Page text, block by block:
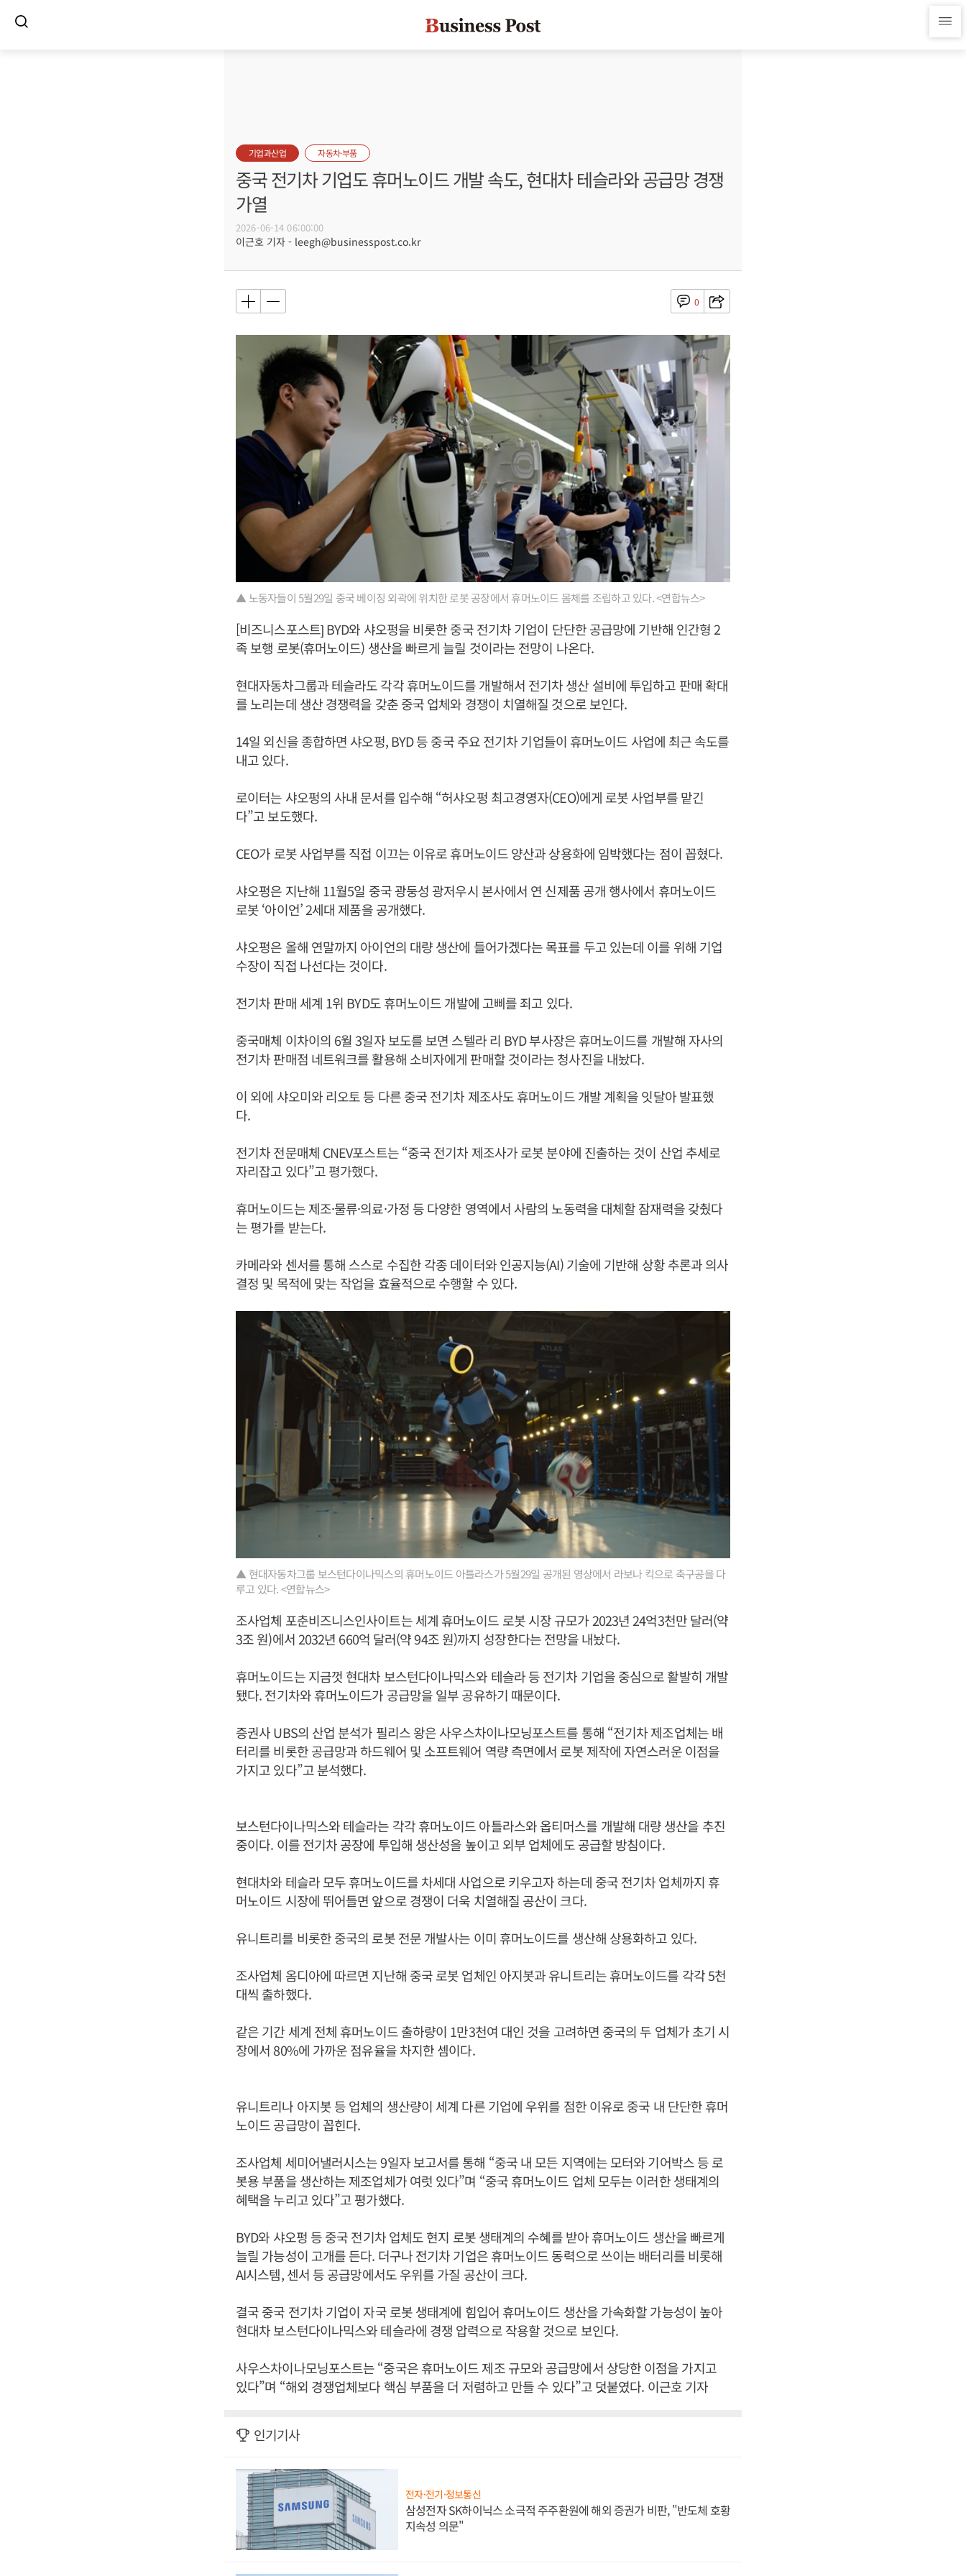
기업과산업 자동차·부품
중국 전기차 기업도 휴머노이드 개발 속도, 현대차 테슬라와 공급망 경쟁
가열
2026-06-14 06:00:00
이근호 기자 - leegh@businesspost.co.kr
0
▲ 노동자들이 5월29일 중국 베이징 외곽에 위치한 로봇 공장에서 휴머노이드 몸체를 조립하고 있다. <연합뉴스>
[비즈니스포스트] BYD와 샤오펑을 비롯한 중국 전기차 기업이 단단한 공급망에 기반해 인간형 2
족 보행 로봇(휴머노이드) 생산을 빠르게 늘릴 것이라는 전망이 나온다.
현대자동차그룹과 테슬라도 각각 휴머노이드를 개발해서 전기차 생산 설비에 투입하고 판매 확대
를 노리는데 생산 경쟁력을 갖춘 중국 업체와 경쟁이 치열해질 것으로 보인다.
14일 외신을 종합하면 샤오펑, BYD 등 중국 주요 전기차 기업들이 휴머노이드 사업에 최근 속도를
내고 있다.
로이터는 샤오펑의 사내 문서를 입수해 “허샤오펑 최고경영자(CEO)에게 로봇 사업부를 맡긴
다”고 보도했다.
CEO가 로봇 사업부를 직접 이끄는 이유로 휴머노이드 양산과 상용화에 임박했다는 점이 꼽혔다.
샤오펑은 지난해 11월5일 중국 광둥성 광저우시 본사에서 연 신제품 공개 행사에서 휴머노이드
로봇 ‘아이언’ 2세대 제품을 공개했다.
샤오펑은 올해 연말까지 아이언의 대량 생산에 들어가겠다는 목표를 두고 있는데 이를 위해 기업
수장이 직접 나선다는 것이다.
전기차 판매 세계 1위 BYD도 휴머노이드 개발에 고삐를 죄고 있다.
중국매체 이차이의 6월 3일자 보도를 보면 스텔라 리 BYD 부사장은 휴머노이드를 개발해 자사의
전기차 판매점 네트워크를 활용해 소비자에게 판매할 것이라는 청사진을 내놨다.
이 외에 샤오미와 리오토 등 다른 중국 전기차 제조사도 휴머노이드 개발 계획을 잇달아 발표했
다.
전기차 전문매체 CNEV포스트는 “중국 전기차 제조사가 로봇 분야에 진출하는 것이 산업 추세로
자리잡고 있다”고 평가했다.
휴머노이드는 제조·물류·의료·가정 등 다양한 영역에서 사람의 노동력을 대체할 잠재력을 갖췄다
는 평가를 받는다.
카메라와 센서를 통해 스스로 수집한 각종 데이터와 인공지능(AI) 기술에 기반해 상황 추론과 의사
결정 및 목적에 맞는 작업을 효율적으로 수행할 수 있다.
▲ 현대자동차그룹 보스턴다이나믹스의 휴머노이드 아틀라스가 5월29일 공개된 영상에서 라보나 킥으로 축구공을 다
루고 있다. <연합뉴스>
조사업체 포춘비즈니스인사이트는 세계 휴머노이드 로봇 시장 규모가 2023년 24억3천만 달러(약
3조 원)에서 2032년 660억 달러(약 94조 원)까지 성장한다는 전망을 내놨다.
휴머노이드는 지금껏 현대차 보스턴다이나믹스와 테슬라 등 전기차 기업을 중심으로 활발히 개발
됐다. 전기차와 휴머노이드가 공급망을 일부 공유하기 때문이다.
증권사 UBS의 산업 분석가 필리스 왕은 사우스차이나모닝포스트를 통해 “전기차 제조업체는 배
터리를 비롯한 공급망과 하드웨어 및 소프트웨어 역량 측면에서 로봇 제작에 자연스러운 이점을
가지고 있다”고 분석했다.
보스턴다이나믹스와 테슬라는 각각 휴머노이드 아틀라스와 옵티머스를 개발해 대량 생산을 추진
중이다. 이를 전기차 공장에 투입해 생산성을 높이고 외부 업체에도 공급할 방침이다.
현대차와 테슬라 모두 휴머노이드를 차세대 사업으로 키우고자 하는데 중국 전기차 업체까지 휴
머노이드 시장에 뛰어들면 앞으로 경쟁이 더욱 치열해질 공산이 크다.
유니트리를 비롯한 중국의 로봇 전문 개발사는 이미 휴머노이드를 생산해 상용화하고 있다.
조사업체 옴디아에 따르면 지난해 중국 로봇 업체인 아지봇과 유니트리는 휴머노이드를 각각 5천
대씩 출하했다.
같은 기간 세계 전체 휴머노이드 출하량이 1만3천여 대인 것을 고려하면 중국의 두 업체가 초기 시
장에서 80%에 가까운 점유율을 차지한 셈이다.
유니트리나 아지봇 등 업체의 생산량이 세계 다른 기업에 우위를 점한 이유로 중국 내 단단한 휴머
노이드 공급망이 꼽힌다.
조사업체 세미어낼러시스는 9일자 보고서를 통해 “중국 내 모든 지역에는 모터와 기어박스 등 로
봇용 부품을 생산하는 제조업체가 여럿 있다”며 “중국 휴머노이드 업체 모두는 이러한 생태계의
혜택을 누리고 있다”고 평가했다.
BYD와 샤오펑 등 중국 전기차 업체도 현지 로봇 생태계의 수혜를 받아 휴머노이드 생산을 빠르게
늘릴 가능성이 고개를 든다. 더구나 전기차 기업은 휴머노이드 동력으로 쓰이는 배터리를 비롯해
AI시스템, 센서 등 공급망에서도 우위를 가질 공산이 크다.
결국 중국 전기차 기업이 자국 로봇 생태계에 힘입어 휴머노이드 생산을 가속화할 가능성이 높아
현대차 보스턴다이나믹스와 테슬라에 경쟁 압력으로 작용할 것으로 보인다.
사우스차이나모닝포스트는 “중국은 휴머노이드 제조 규모와 공급망에서 상당한 이점을 가지고
있다”며 “해외 경쟁업체보다 핵심 부품을 더 저렴하고 만들 수 있다”고 덧붙였다. 이근호 기자
인기기사
전자·전기·정보통신
삼성전자 SK하이닉스 소극적 주주환원에 해외 증권가 비판, "반도체 호황
지속성 의문"